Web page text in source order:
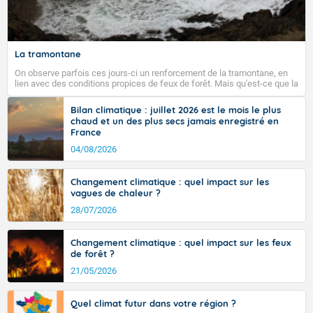
La tramontane
On observe parfois ces jours-ci un renforcement de la tramontane, en
lien avec des conditions propices de feux de forêt. Mais qu'est-ce que la
tramontane ? Quelles sont ses caractéristiques ? La tramontane est un
vent turbulent soufflant de secteur nord-ouest à nord, ou ouest à nord-
ouest, dans un secteur qui part du Roussillon à la vallée de l’Aude et à
l’ouest de l’Hérault. L’étymologie de ce vent vient du latin trasmontanus,
signifiant au-delà des monts, en allusion aux régions montagneuses
d’où provient ce vent.
Bilan climatique : juillet 2026 est le mois le plus
chaud et un des plus secs jamais enregistré en
France
04/08/2026
Changement climatique : quel impact sur les
vagues de chaleur ?
28/07/2026
Changement climatique : quel impact sur les feux
de forêt ?
21/05/2026
Quel climat futur dans votre région ?